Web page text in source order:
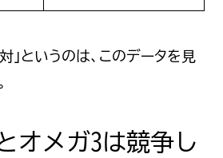
」というのは、このデータを見
オメガ3は競争し